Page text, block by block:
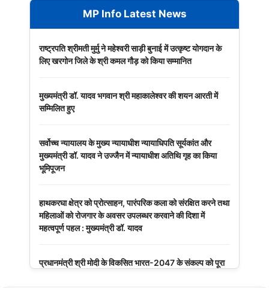
MP Info Latest News
राष्ट्रपति श्रीमती मुर्मु ने महेश्वरी साड़ी बुनाई में उत्कृष्ट योगदान के
लिए खरगोन जिले के श्री कमल गौड़ को किया सम्मानित
मुख्यमंत्री डॉ. यादव भगवान श्री महाकालेश्‍वर की शयन आरती में
सम्मिलित हुए
सर्वोच्च न्यायालय के मुख्‍य न्‍यायाधीश न्यायाधिपति सूर्यकांत और
मुख्यमंत्री डॉ. यादव ने उज्जैन में न्यायाधीश अतिथि गृह का किया
भूमिपूजन
हाथकरघा क्षेत्र को प्रोत्साहन, पारंपरिक कला को संरक्षित करने तथा
महिलाओं को रोजगार के अवसर उपलब्धर करवाने की दिशा में
महत्वपूर्ण पहल : मुख्यमंत्री डॉ. यादव
प्रधानमंत्री श्री मोदी के विकसित भारत-2047 के संकल्प को पूरा